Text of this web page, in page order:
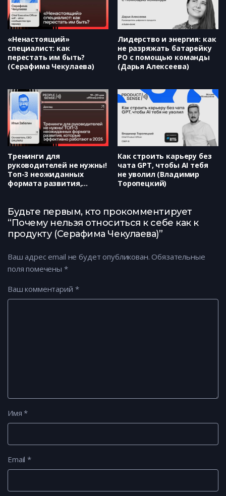
«Ненастоящий»
специалист: как
перестать им быть?
(Серафима Чекулаева)
Лидерство и энергия: как
не разряжать батарейку
РО с помощью команды
(Дарья Алексеева)
Тренинги для
руководителей не нужны!
Топ-3 неожиданных
формата развития,
Забелин)
Как строить карьеру без
чата GPT, чтобы AI тебя
не уволил (Владимир
Торопецкий)
Будьте первым, кто прокомментирует
“Почему нельзя относиться к себе как к
продукту (Серафима Чекулаева)”
Ваш адрес email не будет опубликован. Обязательные
поля помечены *
Ваш комментарий *
Имя*
Email*